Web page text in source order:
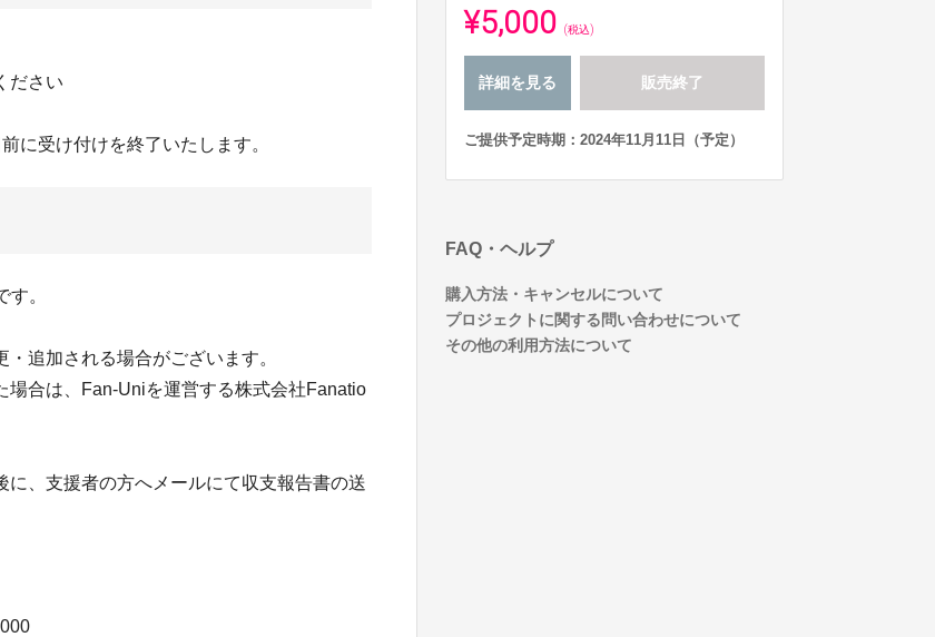
ださい
に受け付けを終了いたします。
。
追加される場合がございます。
合は、Fan-Uniを運営する株式会社Fanatio
、支援者の方へメールにて収支報告書の送
¥5,000 (税込)
詳細を見る 販売終了
ご提供予定時期：2024年11月11日（予定）
FAQ・ヘルプ
購入方法・キャンセルについて
プロジェクトに関する問い合わせについて
その他の利用方法について